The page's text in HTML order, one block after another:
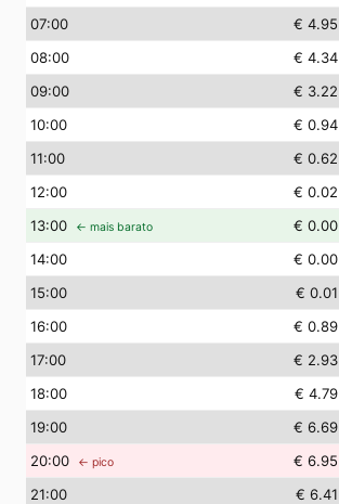
07:00 € 4.95
08:00 € 4.34
09:00 € 3.22
10:00 € 0.94
11:00 € 0.62
12:00 € 0.02
13:00 ← mais barato € 0.00
14:00 € 0.00
15:00 € 0.01
16:00 € 0.89
17:00 € 2.93
18:00 € 4.79
19:00 € 6.69
20:00 ← pico € 6.95
21:00 € 6.41